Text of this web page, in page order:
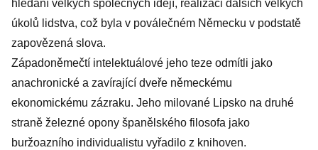
hledání velkých společných idejí, realizaci dalších velkých
úkolů lidstva, což byla v poválečném Německu v podstatě
zapovězená slova.
Západoněmečtí intelektuálové jeho teze odmítli jako
anachronické a zavírající dveře německému
ekonomickému zázraku. Jeho milované Lipsko na druhé
straně železné opony španělského filosofa jako
buržoazního individualistu vyřadilo z knihoven.